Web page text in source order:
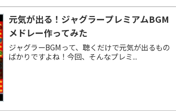
元気が出る！ジャグラープレミアムBGM
メドレー作ってみた
ジャグラーBGMって、聴くだけで元気が出るもの
ばかりですよね！今回、そんなプレミ...